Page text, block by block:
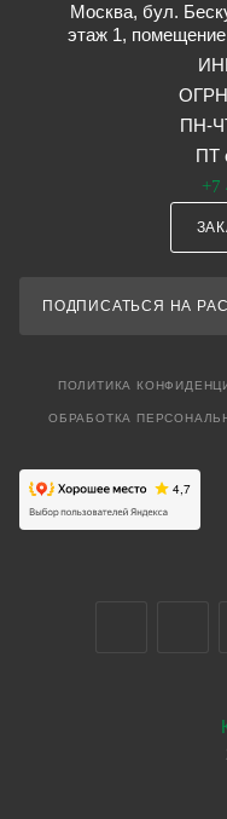
Москва, бул.
этаж 1,
ПН-
ПТ
+7
ПОДПИСАТЬСЯ НА
ПОЛИТИКА
ОБРАБОТКА